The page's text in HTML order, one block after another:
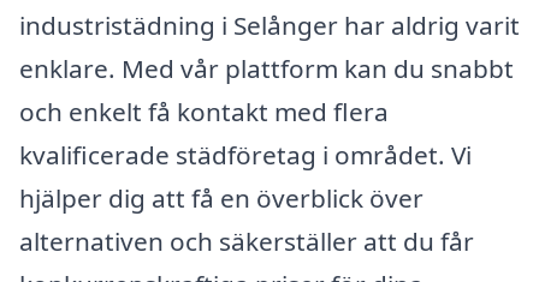
industristädning i Selånger har aldrig varit
enklare. Med vår plattform kan du snabbt
och enkelt få kontakt med flera
kvalificerade städföretag i området. Vi
hjälper dig att få en överblick över
alternativen och säkerställer att du får